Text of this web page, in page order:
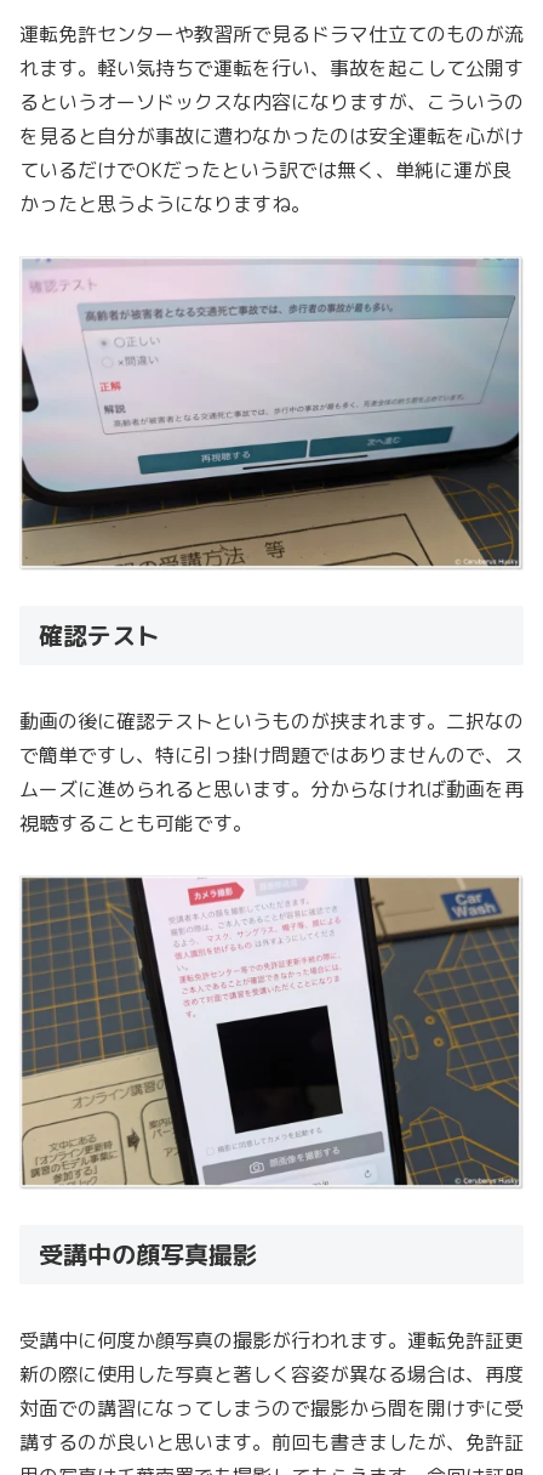
運転免許センターや教習所で見るドラマ仕立てのものが流
れます。軽い気持ちで運転を行い、事故を起こして公開す
るというオーソドックスな内容になりますが、こういうの
を見ると自分が事故に遭わなかったのは安全運転を心がけ
ているだけでOKだったという訳では無く、単純に運が良
かったと思うようになりますね。
確認テスト
動画の後に確認テストというものが挟まれます。二択なの
で簡単ですし、特に引っ掛け問題ではありませんので、ス
ムーズに進められると思います。分からなければ動画を再
視聴することも可能です。
受講中の顔写真撮影
受講中に何度か顔写真の撮影が行われます。運転免許証更
新の際に使用した写真と著しく容姿が異なる場合は、再度
対面での講習になってしまうので撮影から間を開けずに受
講するのが良いと思います。前回も書きましたが、免許証